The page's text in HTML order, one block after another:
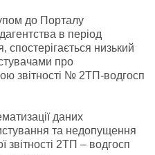
до Порталу
в період
спостерігається низький
про
звітності № 2ТП-водгосп
даних
та недопущення
звітності 2ТП – водгосп